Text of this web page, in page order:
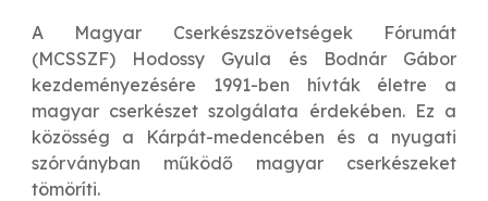
A Magyar Cserkészszövetségek Fórumát
(MCSSZF) Hodossy Gyula és Bodnár Gábor
kezdeményezésére 1991-ben hívták életre a
magyar cserkészet szolgálata érdekében. Ez a
közösség a Kárpát-medencében és a nyugati
szórványban működő magyar cserkészeket
tömöríti.